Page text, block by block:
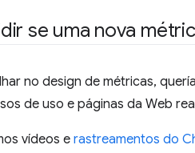
se uma nova
no design de métricas,
de uso e páginas da Web
vídeos e rastreamentos do